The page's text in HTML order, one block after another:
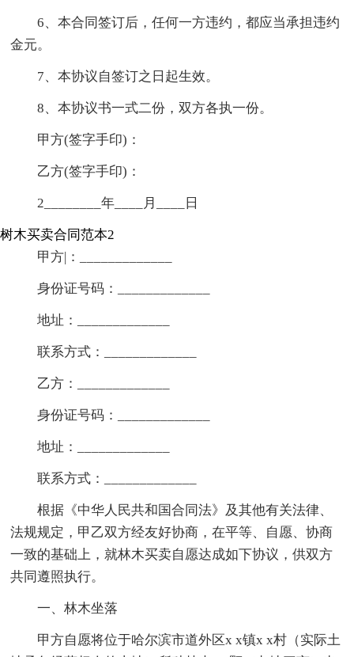
6、本合同签订后，任何一方违约，都应当承担违约
金元。
7、本协议自签订之日起生效。
8、本协议书一式二份，双方各执一份。
甲方(签字手印)：
乙方(签字手印)：
2________年____月____日
树木买卖合同范本2
甲方|：_____________
身份证号码：_____________
地址：_____________
联系方式：_____________
乙方：_____________
身份证号码：_____________
地址：_____________
联系方式：_____________
根据《中华人民共和国合同法》及其他有关法律、
法规规定，甲乙双方经友好协商，在平等、自愿、协商
一致的基础上，就林木买卖自愿达成如下协议，供双方
共同遵照执行。
一、林木坐落
甲方自愿将位于哈尔滨市道外区x x镇x x村（实际土